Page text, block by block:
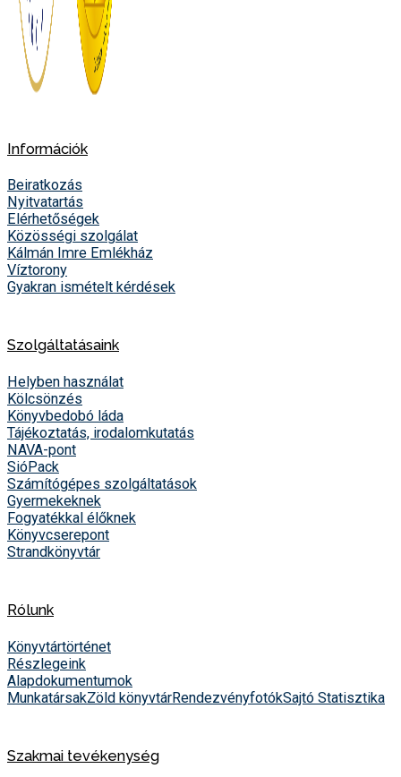
Információk
Beiratkozás
Nyitvatartás
Elérhetőségek
Közösségi szolgálat
Kálmán Imre Emlékház
Víztorony
Gyakran ismételt kérdések
Szolgáltatásaink
Helyben használat
Kölcsönzés
Könyvbedobó láda
Tájékoztatás, irodalomkutatás
NAVA-pont
SióPack
Számítógépes szolgáltatások
Gyermekeknek
Fogyatékkal élőknek
Könyvcserepont
Strandkönyvtár
Rólunk
Könyvtártörténet
Részlegeink
Alapdokumentumok
MunkatársakZöld könyvtárRendezvényfotókSajtó Statisztika
Szakmai tevékenység